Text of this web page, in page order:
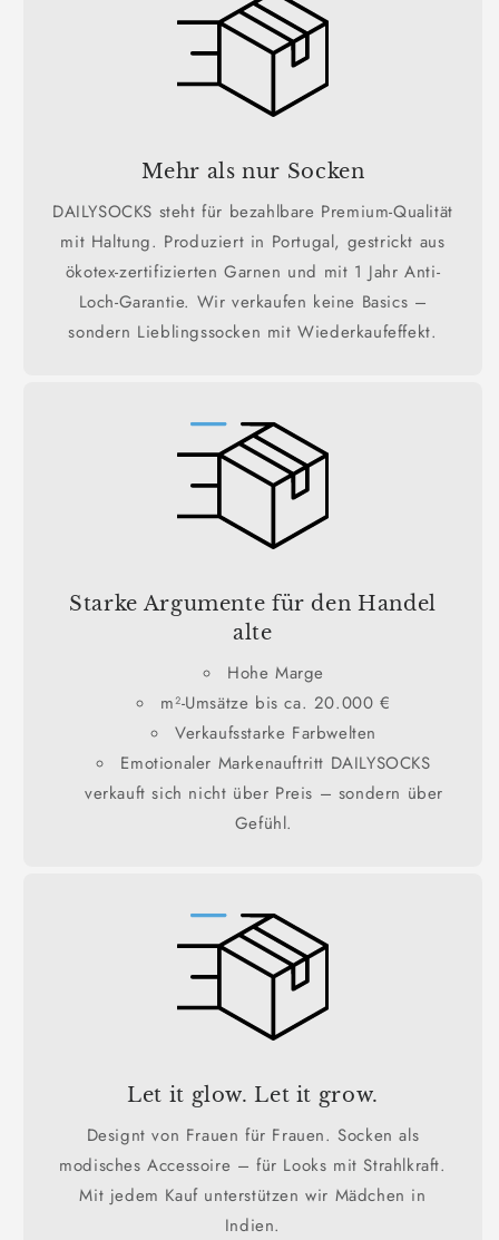
Mehr als nur Socken
DAILYSOCKS steht für bezahlbare Premium-Qualität
mit Haltung. Produziert in Portugal, gestrickt aus
ökotex-zertifizierten Garnen und mit 1 Jahr Anti-
Loch-Garantie. Wir verkaufen keine Basics –
sondern Lieblingssocken mit Wiederkaufeffekt.
Starke Argumente für den Handel
alte
Hohe Marge
m²-Umsätze bis ca. 20.000 €
Verkaufsstarke Farbwelten
Emotionaler Markenauftritt DAILYSOCKS
verkauft sich nicht über Preis – sondern über
Gefühl.
Let it glow. Let it grow.
Designt von Frauen für Frauen. Socken als
modisches Accessoire – für Looks mit Strahlkraft.
Mit jedem Kauf unterstützen wir Mädchen in
Indien.